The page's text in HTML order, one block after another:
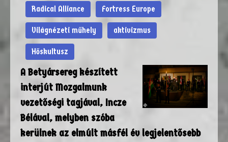
Radical Alliance Fortress Europe
Világnézeti műhely aktivizmus
Hőskultusz
A Betyársereg készített
interjút Mozgalmunk
vezetőségi tagjával, Incze
Bélával, melyben szóba
kerülnek az elmúlt másfél év legjelentősebb